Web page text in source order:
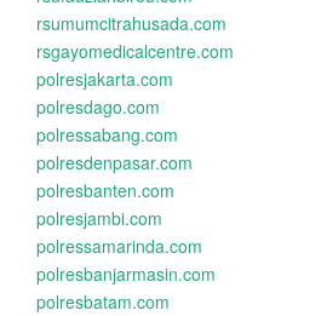
rsumumcitrahusada.com
rsgayomedicalcentre.com
polresjakarta.com
polresdago.com
polressabang.com
polresdenpasar.com
polresbanten.com
polresjambi.com
polressamarinda.com
polresbanjarmasin.com
polresbatam.com